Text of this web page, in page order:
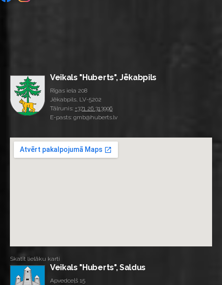
Veikals "Huberts", Jēkabpils
Rīgas iela 208
Jēkabpils, LV-5202
Tālrunis: +371 26 313996
E-pasts: gmb@huberts.lv
Skatīt lielāku karti
Veikals "Huberts", Saldus
Apvedceļš 15